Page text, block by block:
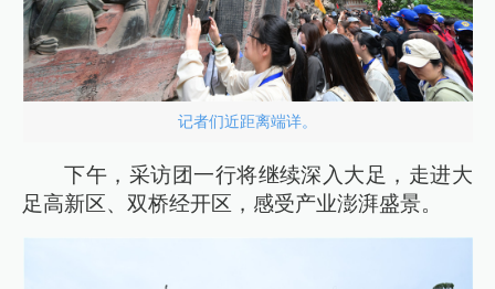
记者们近距离端详。
下午，采访团一行将继续深入大足，走进大
足高新区、双桥经开区，感受产业澎湃盛景。